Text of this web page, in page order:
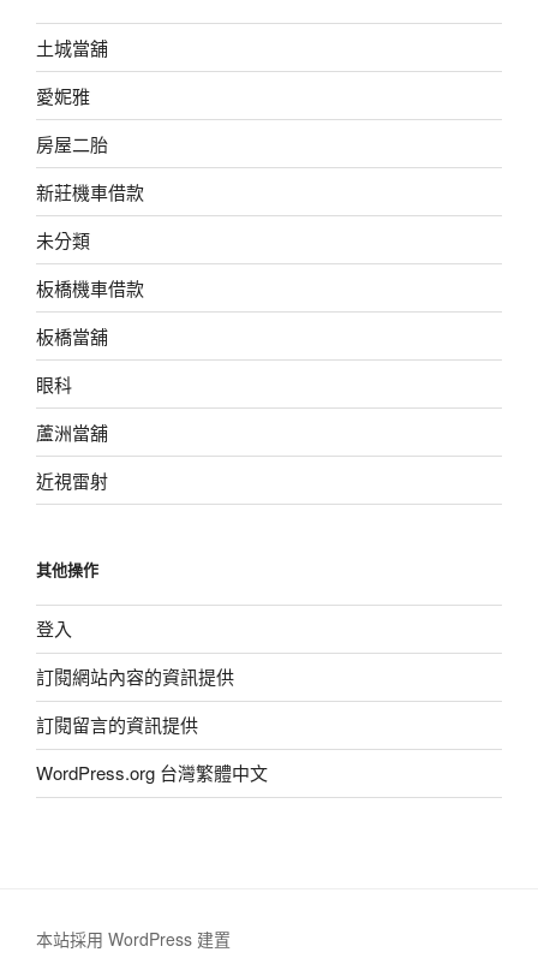
土城當舖
愛妮雅
房屋二胎
新莊機車借款
未分類
板橋機車借款
板橋當舖
眼科
蘆洲當舖
近視雷射
其他操作
登入
訂閱網站內容的資訊提供
訂閱留言的資訊提供
WordPress.org 台灣繁體中文
本站採用 WordPress 建置